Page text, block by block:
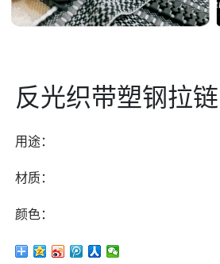
反光织带塑钢拉链
用途：
材质：
颜色：